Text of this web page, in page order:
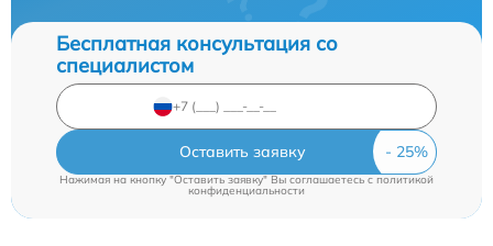
Бесплатная консультация со
специалистом
Оставить заявку
Нажимая на кнопку "Оставить заявку" Вы соглашаетесь cполитикой
конфиденциальности